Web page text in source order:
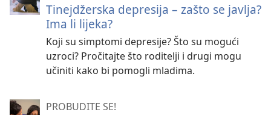
Tinejdžerska depresija – zašto se javlja?
Ima li lijeka?
Koji su simptomi depresije? Što su mogući
uzroci? Pročitajte što roditelji i drugi mogu
učiniti kako bi pomogli mladima.
PROBUDITE SE!